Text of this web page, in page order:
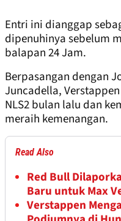
Entri ini dianggap
dipenuhinya sebelum
balapan 24 Jam.
Berpasangan dengan
Juncadella,
NLS2 bulan lalu dan
meraih kemenangan.
Read Also
Red Bull
Baru untuk Max
Verstappen